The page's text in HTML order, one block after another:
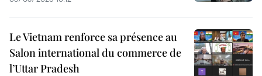
Le Vietnam renforce sa présence au
Salon international du commerce de
l’Uttar Pradesh